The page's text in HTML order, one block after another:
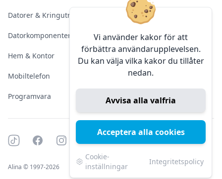
Vi använder kakor för att
förbättra användarupplevelsen.
Du kan välja vilka kakor du tillåter
nedan.
Avvisa alla valfria
Acceptera alla cookies
Cookie-
inställningar
Integritetspolicy
Datorer & Kringutrustning
Datorkomponenter
Hem & Kontor
Mobiltelefon
Programvara
Server & Backup
Kameraövervakning
Konferens & Public Display
Sälja elektronik
Tiktok FacebookInstagram
Alina © 1997-2026